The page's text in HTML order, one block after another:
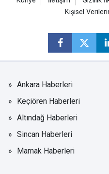
Kişisel
Ankara Haberleri
Keçiören Haberleri
Altındağ Haberleri
Sincan Haberleri
Mamak Haberleri